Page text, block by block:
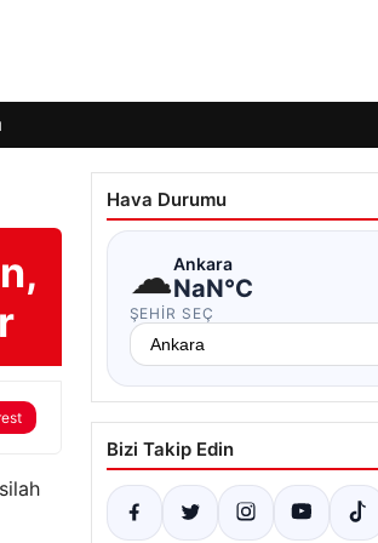
Hava Durumu
☁Ankara
NaN°C
ŞEHIR SEÇ
Bizi Takip Edin